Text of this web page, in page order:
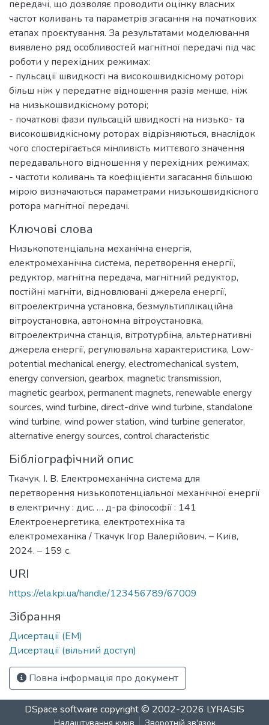
передачі, що дозволяє проводити оцінку власних
частот коливань та параметрів згасання на початкових
етапах проєктування. За результатами моделювання
виявлено ряд особливостей магнітної передачі під час
роботи у перехідних режимах:
- пульсації швидкості на високошвидкісному роторі
більш ніж у передатне відношення разів менше, ніж
на низькошвидкісному роторі;
- початкові фази пульсацій швидкості на низько- та
високошвидкісному роторах відрізняються, внаслідок
чого спостерігається мінливість миттєвого значення
передавального відношення у перехідних режимах;
- частоти коливань та коефіцієнти загасання більшою
мірою визначаються параметрами низькошвидкісного
ротора магнітної передачі.
Ключові слова
Низькопотенціальна механічна енергія,
електромеханічна система, перетворення енергії,
редуктор, магнітна передача, магнітний редуктор,
постійні магніти, відновлювані джерела енергії,
вітроелектрична установка, безмультиплікаційна
вітроустановка, автономна вітроустановка,
вітроелектрична станція, вітротурбіна, альтернативні
джерела енергії, регулювальна характеристика, Low-
potential mechanical energy, electromechanical system,
energy conversion, gearbox, magnetic transmission,
magnetic gearbox, permanent magnets, renewable energy
sources, wind turbine, direct-drive wind turbine, standalone
wind turbine, wind power station, wind turbine generator,
alternative energy sources, control characteristic
Бібліографічний опис
Ткачук, І. В. Електромеханічна система для
перетворення низькопотенціальної механічної енергії
в електричну : дис. … д-ра філософії : 141
Електроенергетика, електротехніка та
електромеханіка / Ткачук Ігор Валерійович. – Київ,
2024. – 159 c.
URI
https://ela.kpi.ua/handle/123456789/67009
Зібрання
Дисертації (ЕМ)
Дисертації (вільний доступ)
Повна інформація про документ
DSpace software copyright © 2002-2026 LYRASIS